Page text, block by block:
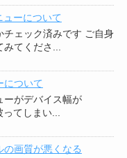
ーについて
チェック済みです ご自身
みてくださ...
について
ーがデバイス幅が
ってしまい...
の画質が悪くなる